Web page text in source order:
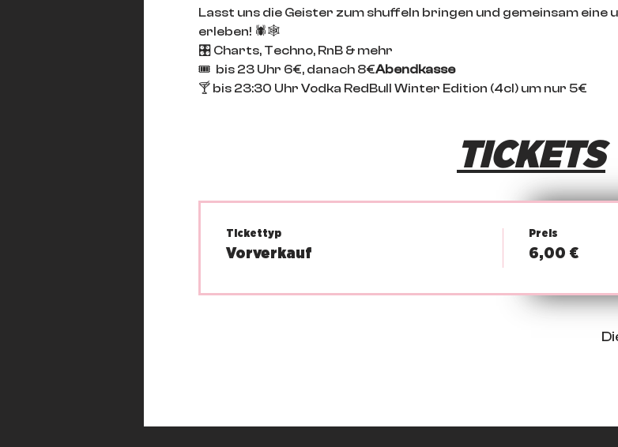
Lasst uns die Geister zum shuffeln bringen und gemeinsam
erleben! 🕷️🕸️
🎛️ Charts, Techno, RnB & mehr
🎟️ bis 23 Uhr 6€, danach 8€Abendkasse
🍸 bis 23:30 Uhr Vodka RedBull Winter Edition (4cl) um nur 5€
TICKETS
Tickettyp
Vorverkauf
Preis
6,00 €